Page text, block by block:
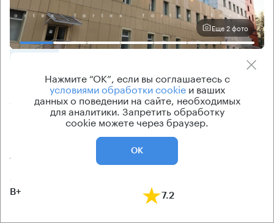
Еще 2 фото
Помещение под офис, 40 кв.м
Москва, Хлебозаводский проезд, 7 с9
Каширская → 2.01 км ~ 7 мин
от 155 000 ₽/кв.м
Cтоимость
B+ 7.2
Нажмите “ОК”, если вы соглашаетесь с
условиями обработки cookieи ваших
данных о поведении на сайте, необходимых
для аналитики. Запретить обработку
cookie можете через браузер.
ОК